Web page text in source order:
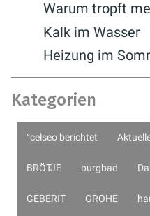
Warum tropft
Kalk im Wasser
Heizung im
Kategorien
°celseo berichtet
BRÖTJE burgbad
GEBERIT GROHE